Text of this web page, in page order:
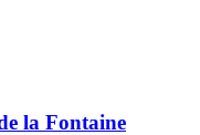
la Fontaine